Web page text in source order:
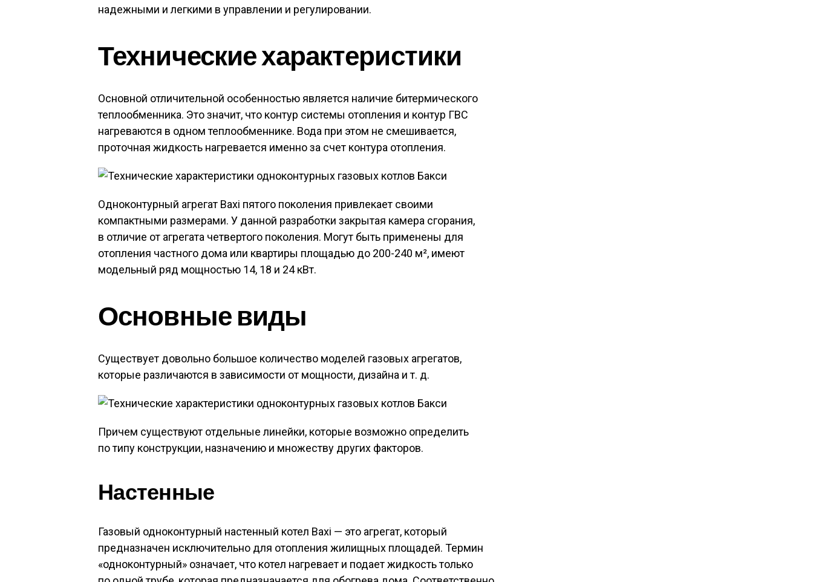
надежными и легкими в управлении и регулировании.
Технические характеристики
Основной отличительной особенностью является наличие битермического
теплообменника. Это значит, что контур системы отопления и контур ГВС
нагреваются в одном теплообменнике. Вода при этом не смешивается,
проточная жидкость нагревается именно за счет контура отопления.
Одноконтурный агрегат Baxi пятого поколения привлекает своими
компактными размерами. У данной разработки закрытая камера сгорания,
в отличие от агрегата четвертого поколения. Могут быть применены для
отопления частного дома или квартиры площадью до 200-240 м², имеют
модельный ряд мощностью 14, 18 и 24 кВт.
Основные виды
Существует довольно большое количество моделей газовых агрегатов,
которые различаются в зависимости от мощности, дизайна и т. д.
Причем существуют отдельные линейки, которые возможно определить
по типу конструкции, назначению и множеству других факторов.
Настенные
Газовый одноконтурный настенный котел Baxi — это агрегат, который
предназначен исключительно для отопления жилищных площадей. Термин
«одноконтурный» означает, что котел нагревает и подает жидкость только